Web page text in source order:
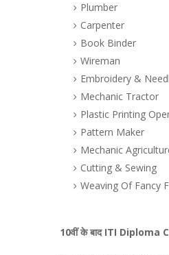
Plumber
Carpenter
Book Binder
Wireman
Embroidery &
Mechanic Tractor
Plastic Printing
Pattern Maker
Mechanic
Cutting & Sewing
Weaving Of Fancy
10वीं के बाद ITI Diploma